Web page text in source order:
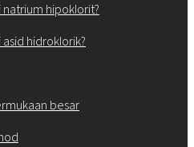
hipoklorit?
hidroklorik?
besar